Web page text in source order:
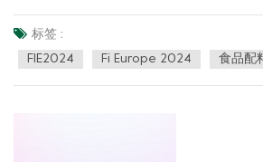
新团队可为您提供专业的质构解决方案。我
来拥有更为广泛的合作机会，和您共同开创
标签 :
FIE2024 Fi Europe 2024 食品配